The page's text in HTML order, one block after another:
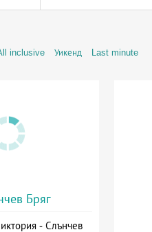
inclusive Уикенд Last minute
Бряг
- Слънчев